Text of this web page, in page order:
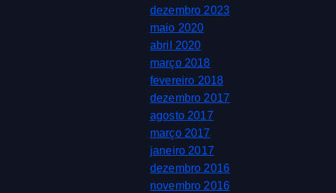
dezembro 2023
maio 2020
abril 2020
março 2018
fevereiro 2018
dezembro 2017
agosto 2017
março 2017
janeiro 2017
dezembro 2016
novembro 2016